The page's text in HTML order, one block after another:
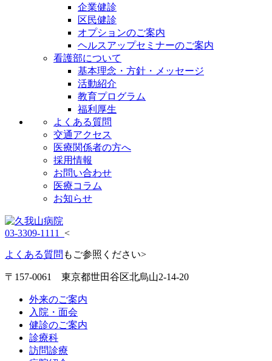
企業健診
区民健診
オプションのご案内
ヘルスアップセミナーのご案内
看護部について
基本理念・方針・メッセージ
活動紹介
教育プログラム
福利厚生
よくある質問
交通アクセス
医療関係者の方へ
採用情報
お問い合わせ
医療コラム
お知らせ
03-3309-1111 <
よくある質問 もご参照ください>
〒157-0061 東京都世田谷区北烏山2-14-20
外来のご案内
入院・面会
健診のご案内
診療科
訪問診療